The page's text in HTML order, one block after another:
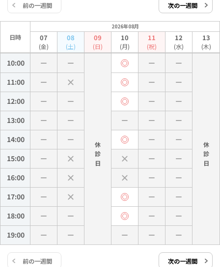
前の一週間 次の一週間
日時
2026年08月
07
(金)
08
(土)
09
(日)
10
(月)
11
(祝)
12
(水)
13
(木)
10:00
休
診
休
診
11:00
12:00
13:00
14:00
15:00
16:00
17:00
18:00
19:00
前の一週間 次の一週間